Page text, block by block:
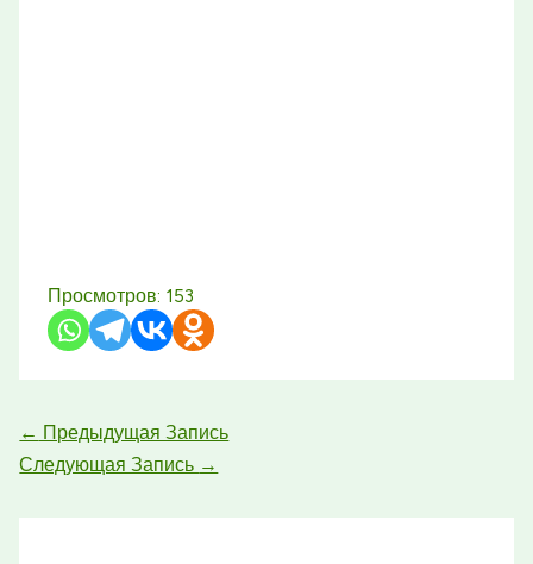
Просмотров: 153
← Предыдущая Запись
Следующая Запись →